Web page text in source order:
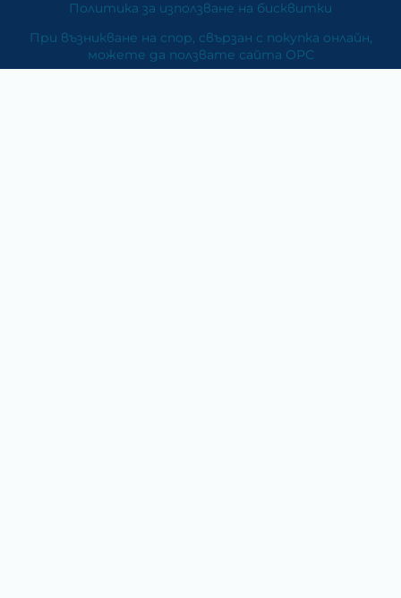
Политика за използване на бисквитки
При възникване на спор, свързан с покупка онлайн,
можете да ползвате сайта ОРС